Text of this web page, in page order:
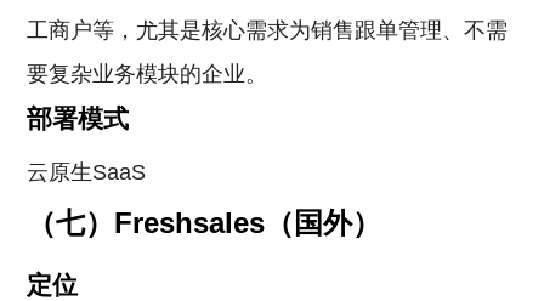
工商户等，尤其是核心需求为销售跟单管理、不需
要复杂业务模块的企业。
部署模式
云原生SaaS
（七）Freshsales（国外）
定位